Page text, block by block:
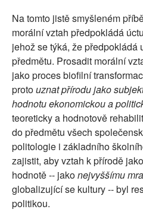
Na tomto jistě smyšleném
morální vztah předpokládá
jehož se týká, že předpokládá
předmětu. Prosadit morální
jako proces biofilní
protouznat přírodu jako
hodnotu ekonomickou a
teoreticky a hodnotově
do předmětu všech
politologie i základního
zajistit, aby vztah k přírodě
hodnotě -- jakonejvyššímu
globalizující se kultury -- byl
politikou.